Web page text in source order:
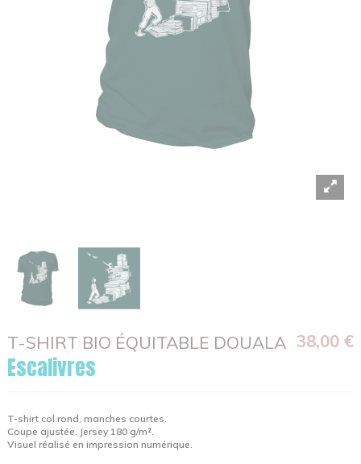
T-SHIRT BIO ÉQUITABLE DOUALA 38,00 €
Escalivres
T-shirt col rond, manches courtes.
Coupe ajustée. Jersey 180 g/m².
Visuel réalisé en impression numérique.